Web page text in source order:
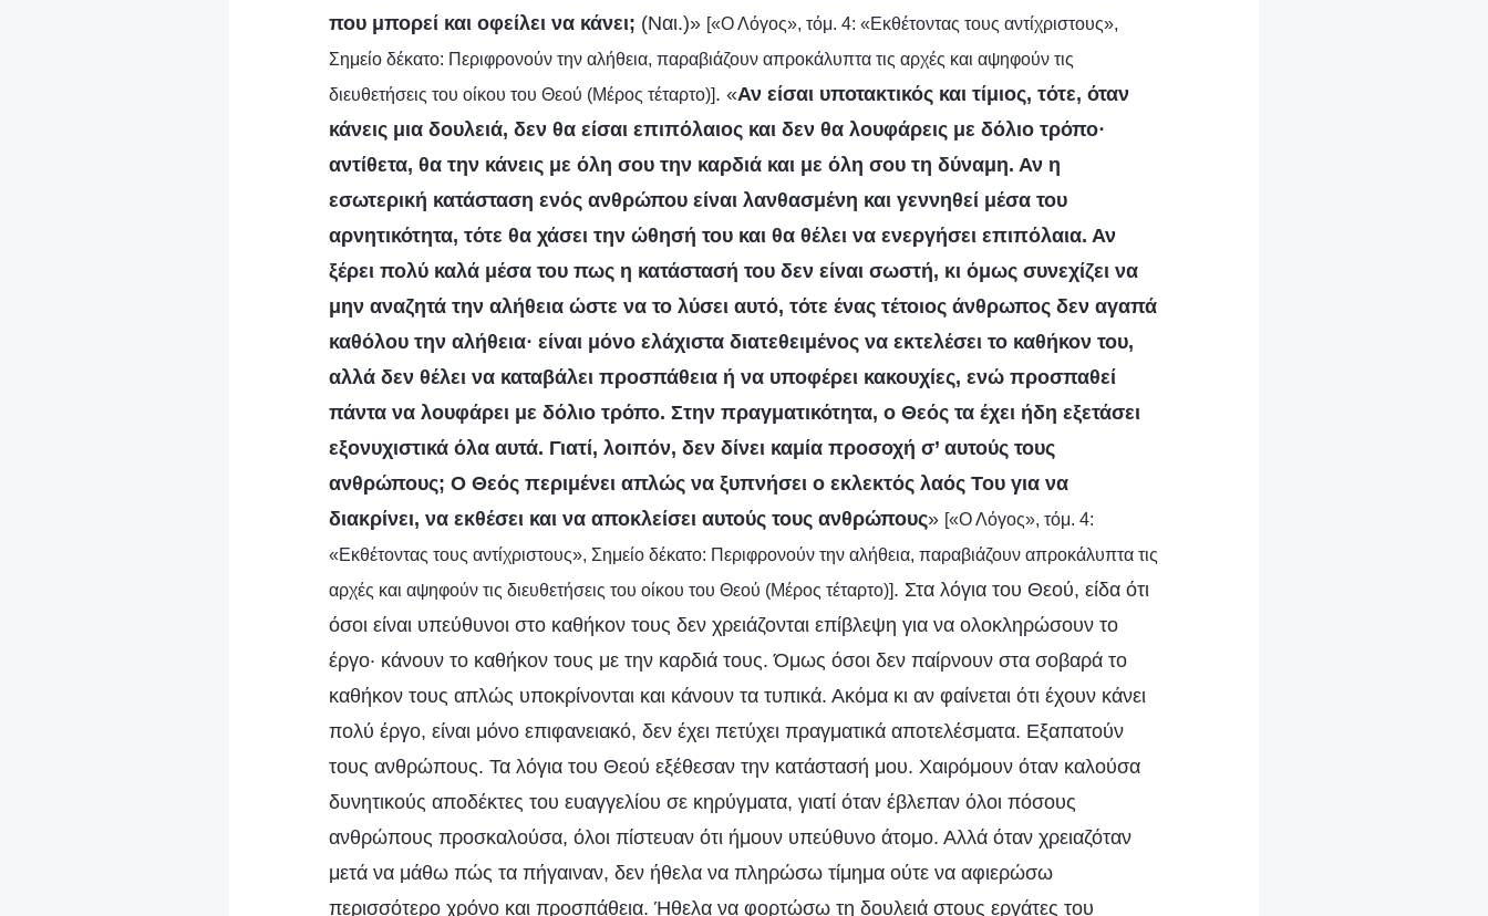
που μπορεί και οφείλει να κάνει; (Ναι.)» [«Ο Λόγος», τόμ. 4: «Εκθέτοντας τους αντίχριστους»,
Σημείο δέκατο: Περιφρονούν την αλήθεια, παραβιάζουν απροκάλυπτα τις αρχές και αψηφούν τις
διευθετήσεις του οίκου του Θεού (Μέρος τέταρτο)]. «Αν είσαι υποτακτικός και τίμιος, τότε, όταν
κάνεις μια δουλειά, δεν θα είσαι επιπόλαιος και δεν θα λουφάρεις με δόλιο τρόπο·
αντίθετα, θα την κάνεις με όλη σου την καρδιά και με όλη σου τη δύναμη. Αν η
εσωτερική κατάσταση ενός ανθρώπου είναι λανθασμένη και γεννηθεί μέσα του
αρνητικότητα, τότε θα χάσει την ώθησή του και θα θέλει να ενεργήσει επιπόλαια. Αν
ξέρει πολύ καλά μέσα του πως η κατάστασή του δεν είναι σωστή, κι όμως συνεχίζει να
μην αναζητά την αλήθεια ώστε να το λύσει αυτό, τότε ένας τέτοιος άνθρωπος δεν αγαπά
καθόλου την αλήθεια· είναι μόνο ελάχιστα διατεθειμένος να εκτελέσει το καθήκον του,
αλλά δεν θέλει να καταβάλει προσπάθεια ή να υποφέρει κακουχίες, ενώ προσπαθεί
πάντα να λουφάρει με δόλιο τρόπο. Στην πραγματικότητα, ο Θεός τα έχει ήδη εξετάσει
εξονυχιστικά όλα αυτά. Γιατί, λοιπόν, δεν δίνει καμία προσοχή σ’ αυτούς τους
ανθρώπους; Ο Θεός περιμένει απλώς να ξυπνήσει ο εκλεκτός λαός Του για να
διακρίνει, να εκθέσει και να αποκλείσει αυτούς τους ανθρώπους» [«Ο Λόγος», τόμ. 4:
«Εκθέτοντας τους αντίχριστους», Σημείο δέκατο: Περιφρονούν την αλήθεια, παραβιάζουν απροκάλυπτα τις
αρχές και αψηφούν τις διευθετήσεις του οίκου του Θεού (Μέρος τέταρτο)]. Στα λόγια του Θεού, είδα ότι
όσοι είναι υπεύθυνοι στο καθήκον τους δεν χρειάζονται επίβλεψη για να ολοκληρώσουν το
έργο· κάνουν το καθήκον τους με την καρδιά τους. Όμως όσοι δεν παίρνουν στα σοβαρά το
καθήκον τους απλώς υποκρίνονται και κάνουν τα τυπικά. Ακόμα κι αν φαίνεται ότι έχουν κάνει
πολύ έργο, είναι μόνο επιφανειακό, δεν έχει πετύχει πραγματικά αποτελέσματα. Εξαπατούν
τους ανθρώπους. Τα λόγια του Θεού εξέθεσαν την κατάστασή μου. Χαιρόμουν όταν καλούσα
δυνητικούς αποδέκτες του ευαγγελίου σε κηρύγματα, γιατί όταν έβλεπαν όλοι πόσους
ανθρώπους προσκαλούσα, όλοι πίστευαν ότι ήμουν υπεύθυνο άτομο. Αλλά όταν χρειαζόταν
μετά να μάθω πώς τα πήγαιναν, δεν ήθελα να πληρώσω τίμημα ούτε να αφιερώσω
περισσότερο χρόνο και προσπάθεια. Ήθελα να φορτώσω τη δουλειά στους εργάτες του